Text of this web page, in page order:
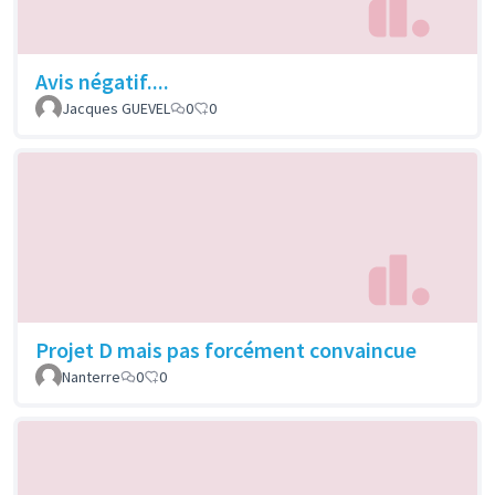
Avis négatif....
Jacques GUEVEL 0 0
Projet D mais pas forcément convaincue
Nanterre 0 0